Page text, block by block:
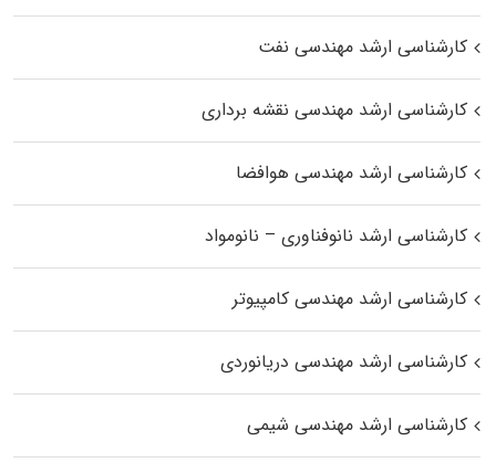
کارشناسی ارشد مهندسی نفت
کارشناسی ارشد مهندسی نقشه برداری
کارشناسی ارشد مهندسی هوافضا
کارشناسی ارشد نانوفناوری – نانومواد
کارشناسی ارشد مهندسی کامپیوتر
کارشناسی ارشد مهندسی دریانوردی
کارشناسی ارشد مهندسی شیمی